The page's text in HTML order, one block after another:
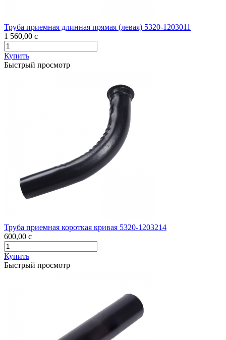
Труба приемная длинная прямая (левая) 5320-1203011
1 560,00 c
Купить
Быстрый просмотр
Труба приемная короткая кривая 5320-1203214
600,00 c
Купить
Быстрый просмотр